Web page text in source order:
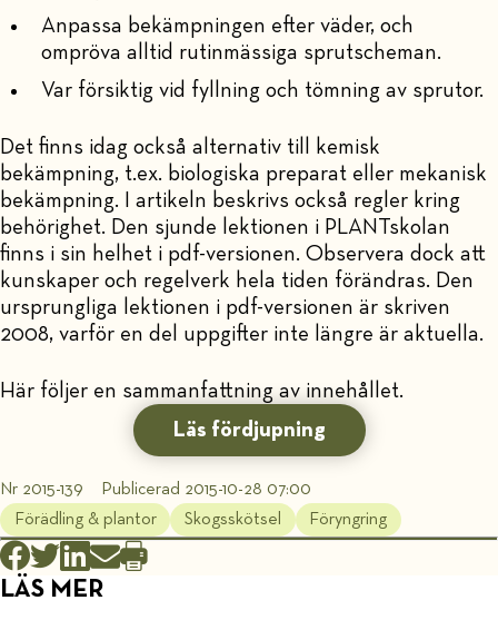
Anpassa bekämpningen efter väder, och
ompröva alltid rutinmässiga sprutscheman.
Var försiktig vid fyllning och tömning av sprutor.
Det finns idag också alternativ till kemisk
bekämpning, t.ex. biologiska preparat eller mekanisk
bekämpning. I artikeln beskrivs också regler kring
behörighet. Den sjunde lektionen i PLANTskolan
finns i sin helhet i pdf-versionen. Observera dock att
kunskaper och regelverk hela tiden förändras. Den
ursprungliga lektionen i pdf-versionen är skriven
2008, varför en del uppgifter inte längre är aktuella.
Här följer en sammanfattning av innehållet.
Läs fördjupning
Nr 2015-139
Publicerad 2015-10-28 07:00
Förädling & plantor
Skogsskötsel Föryngring
LÄS MER